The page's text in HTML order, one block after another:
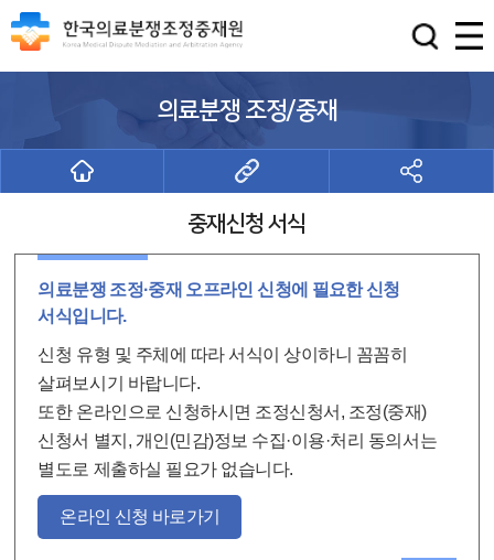
의료분쟁 조정/중재
중재신청 서식
의료분쟁 조정·중재 오프라인 신청에 필요한 신청
서식입니다.
신청 유형 및 주체에 따라 서식이 상이하니 꼼꼼히
살펴보시기 바랍니다.
또한 온라인으로 신청하시면 조정신청서, 조정(중재)
신청서 별지, 개인(민감)정보 수집·이용·처리 동의서는
별도로 제출하실 필요가 없습니다.
온라인 신청 바로가기